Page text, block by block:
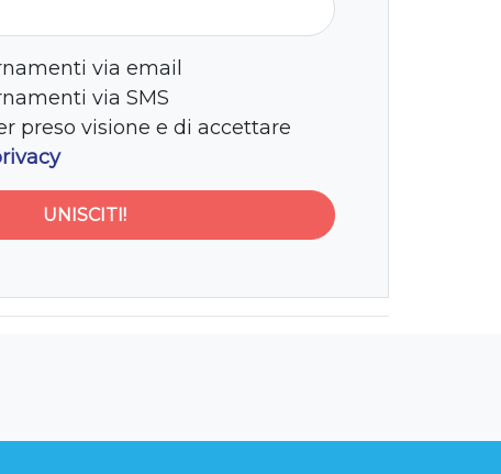
via email
via SMS
preso visione e di accettare